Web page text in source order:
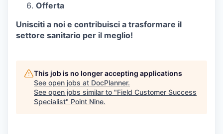
Offerta
Unisciti a noi e contribuisci a trasformare il
settore sanitario per il meglio!
This job is no longer accepting applications
See open jobs at DocPlanner.
See open jobs similar to "Field Customer Success
Specialist" Point Nine.